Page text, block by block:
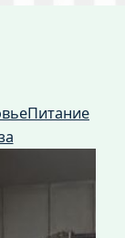
Питание